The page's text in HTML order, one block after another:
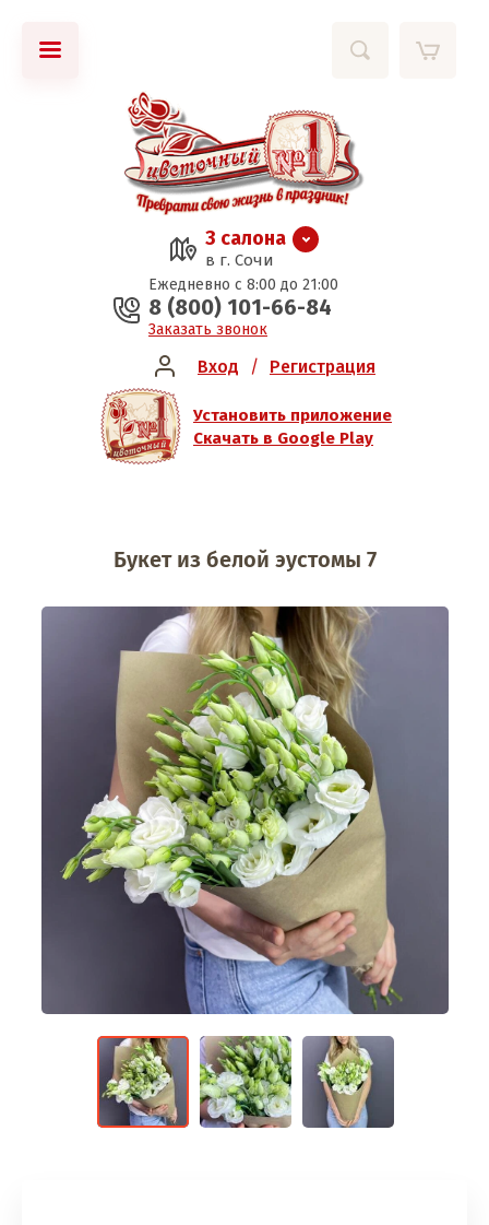
3 салона
в г. Сочи
Ежедневно с 8:00 до 21:00
8 (800) 101-66-84
Заказать звонок
Вход / Регистрация
Установить приложение
Скачать в Google Play
Букет из белой эустомы 7